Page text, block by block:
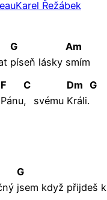
Karel Řežábek
G
píseň lásky
Am
smím
F
Pánu
C
,
svému
Dm
Králi.
G
G
jsem když přijdeš k